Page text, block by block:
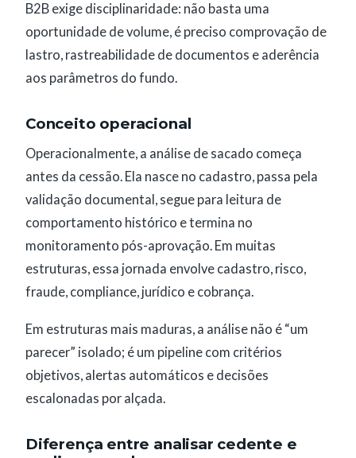
B2B exige disciplinaridade: não basta uma
oportunidade de volume, é preciso comprovação de
lastro, rastreabilidade de documentos e aderência
aos parâmetros do fundo.
Conceito operacional
Operacionalmente, a análise de sacado começa
antes da cessão. Ela nasce no cadastro, passa pela
validação documental, segue para leitura de
comportamento histórico e termina no
monitoramento pós-aprovação. Em muitas
estruturas, essa jornada envolve cadastro, risco,
fraude, compliance, jurídico e cobrança.
Em estruturas mais maduras, a análise não é “um
parecer” isolado; é um pipeline com critérios
objetivos, alertas automáticos e decisões
escalonadas por alçada.
Diferença entre analisar cedente e